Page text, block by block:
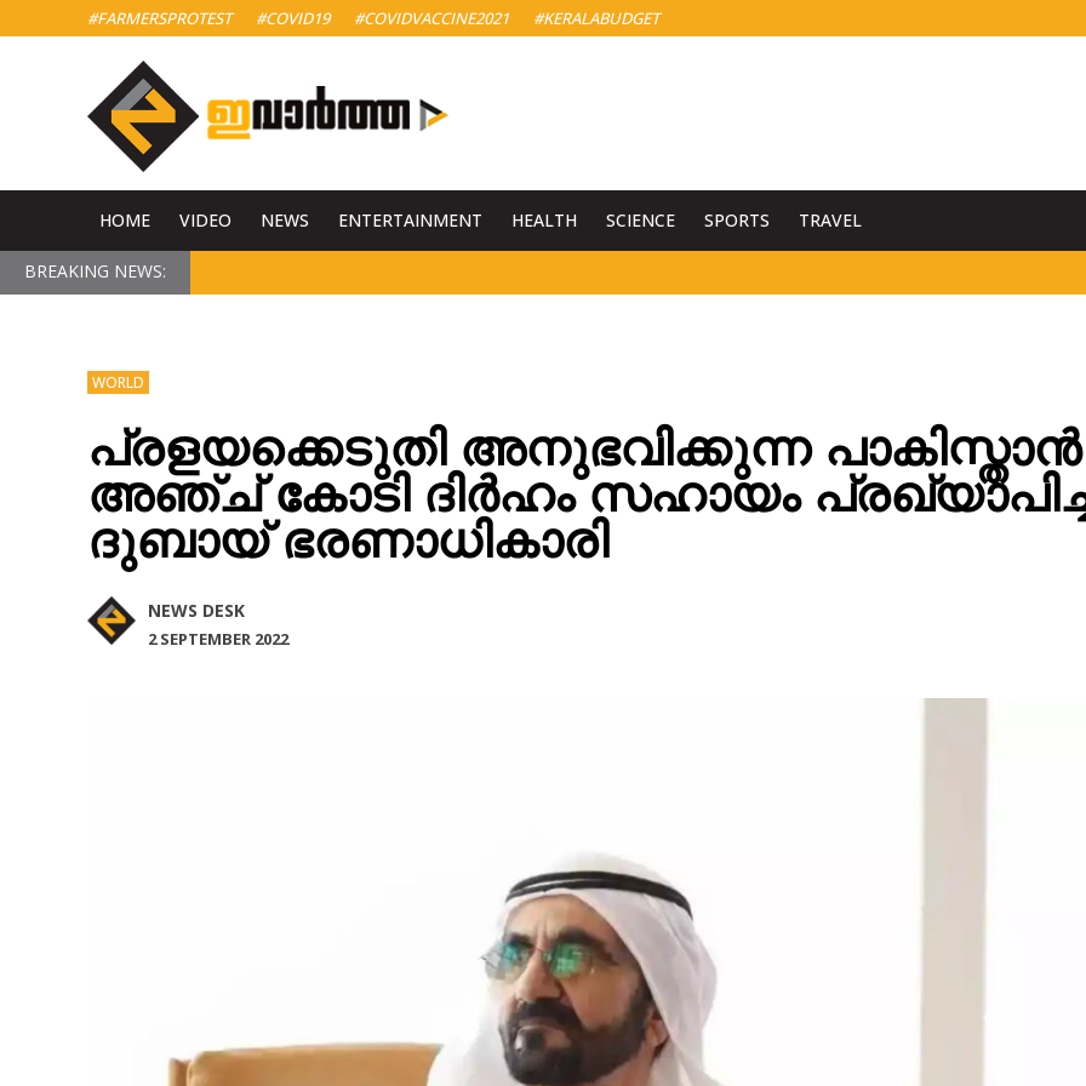
#FARMERSPROTEST #COVID19 #COVIDVACCINE2021 #KERALABUDGET
HOME VIDEO NEWS ENTERTAINMENT HEALTH SCIENCE SPORTS TRAVEL
BREAKING NEWS:
WORLD
പ്രളയക്കെടുതി അനുഭവിക്കുന്ന പാകിസ്താന്‍
അഞ്ച് കോടി ദിര്‍ഹം സഹായം
ദുബായ് ഭരണാധികാരി
NEWS DESK
2 SEPTEMBER 2022